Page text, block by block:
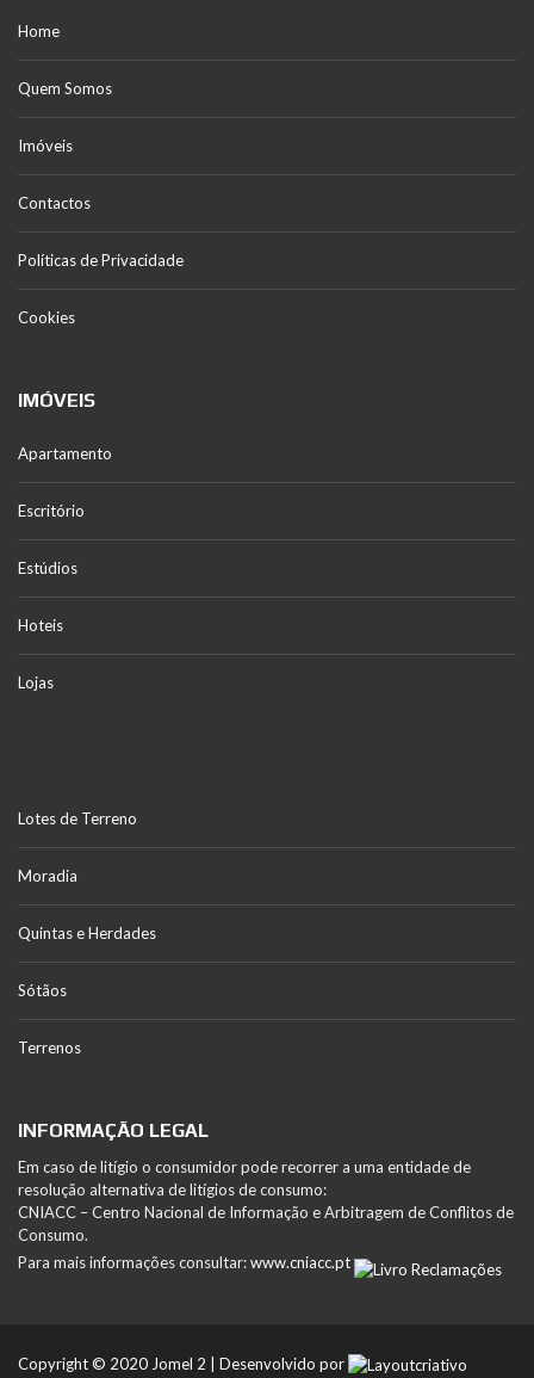
Home
Quem Somos
Imóveis
Contactos
Políticas de Privacidade
Cookies
IMÓVEIS
Apartamento
Escritório
Estúdios
Hoteis
Lojas
Lotes de Terreno
Moradia
Quintas e Herdades
Sótãos
Terrenos
INFORMAÇÃO LEGAL
Em caso de litígio o consumidor pode recorrer a uma entidade de
resolução alternativa de litígios de consumo:
CNIACC – Centro Nacional de Informação e Arbitragem de Conflitos de
Consumo.
Para mais informações consultar:www.cniacc.pt
Copyright © 2020 Jomel 2 | Desenvolvido por